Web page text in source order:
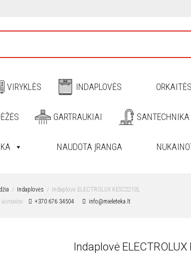
VIRYKLĖS INDAPLOVĖS ORKAITĖS
GARTRAUKIAI SANTECHNIKA
NAUDOTA ĮRANGA
Indaplovės
Indaplovė ELECTROLUX KESC2210L
kontaktai
+370 676 34504 info@mieleteka.lt
Indaplovė